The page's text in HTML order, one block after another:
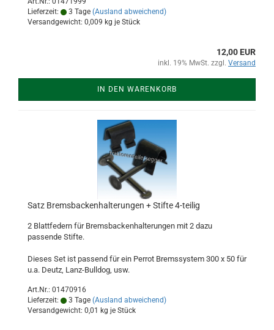
Lieferzeit:
3 Tage (Ausland abweichend)
Versandgewicht: 0,009 kg je Stück
12,00 EUR
inkl. 19% MwSt. zzgl. Versand
IN DEN WARENKORB
Satz Bremsbackenhalterungen + Stifte 4-teilig
2 Blattfedern für Bremsbackenhalterungen mit 2 dazu
passende Stifte.
Dieses Set ist passend für ein Perrot Bremssystem 300 x 50 für
u.a. Deutz, Lanz-Bulldog, usw.
Art.Nr.: 01470916
Lieferzeit:
3 Tage (Ausland abweichend)
Versandgewicht: 0,01 kg je Stück